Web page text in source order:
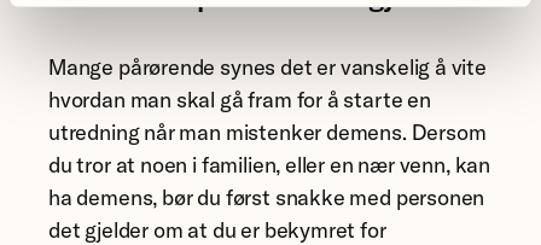
Mange pårørende synes det er vanskelig å vite
hvordan man skal gå fram for å starte en
utredning når man mistenker demens. Dersom
du tror at noen i familien, eller en nær venn, kan
ha demens, bør du først snakke med personen
det gjelder om at du er bekymret for